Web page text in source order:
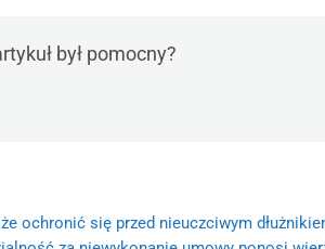
był pomocny?
ochronić się przed nieuczciwym